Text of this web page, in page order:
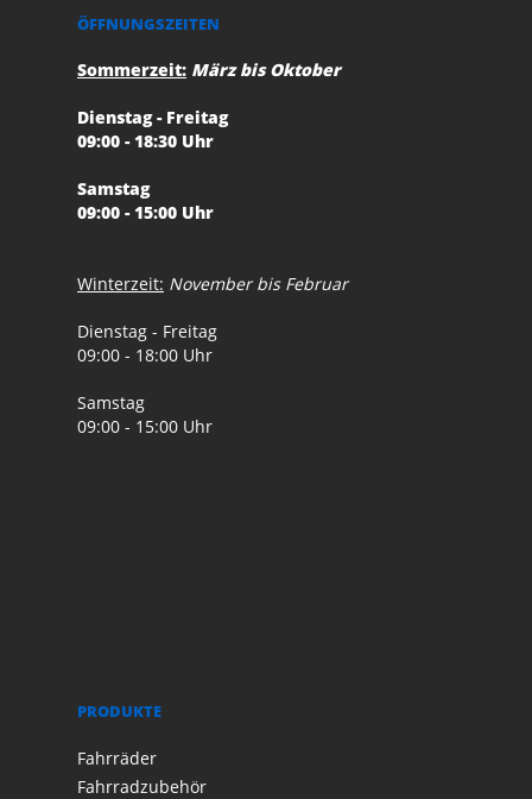
ÖFFNUNGSZEITEN
Sommerzeit: März bis Oktober
Dienstag - Freitag
09:00 - 18:30 Uhr
Samstag
09:00 - 15:00 Uhr
Winterzeit: November bis Februar
Dienstag - Freitag
09:00 - 18:00 Uhr
Samstag
09:00 - 15:00 Uhr
PRODUKTE
Fahrräder
Fahrradzubehör